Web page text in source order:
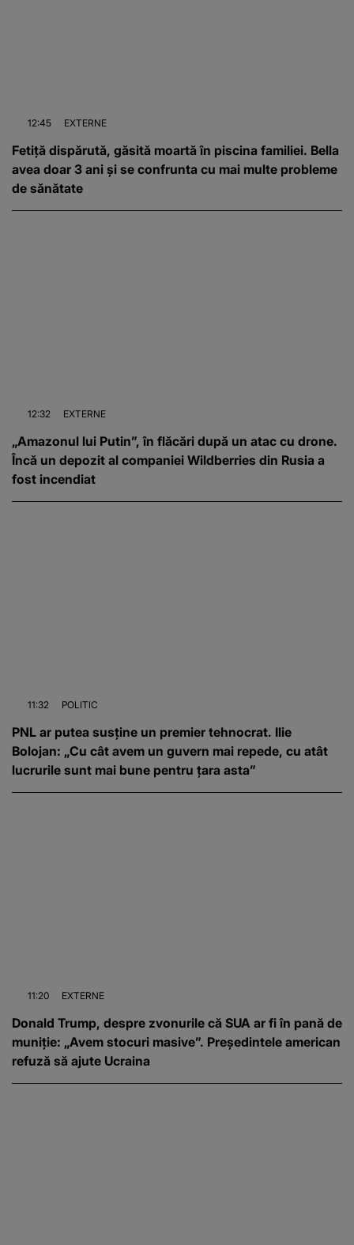
12:45 EXTERNE
Fetiță dispărută, găsită moartă în piscina familiei. Bella
avea doar 3 ani și se confrunta cu mai multe probleme
de sănătate
12:32 EXTERNE
„Amazonul lui Putin”, în flăcări după un atac cu drone.
Încă un depozit al companiei Wildberries din Rusia a
fost incendiat
11:32 POLITIC
PNL ar putea susține un premier tehnocrat. Ilie
Bolojan: „Cu cât avem un guvern mai repede, cu atât
lucrurile sunt mai bune pentru țara asta”
11:20 EXTERNE
Donald Trump, despre zvonurile că SUA ar fi în pană de
muniție: „Avem stocuri masive”. Președintele american
refuză să ajute Ucraina